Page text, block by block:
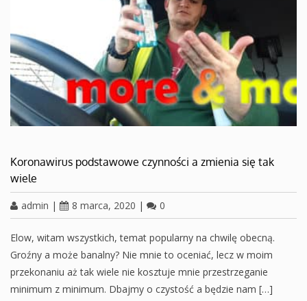
Koronawirus podstawowe czynności a zmienia się tak
wiele
admin | 8 marca, 2020 | 0
Elow, witam wszystkich, temat popularny na chwilę obecną.
Groźny a może banalny? Nie mnie to oceniać, lecz w moim
przekonaniu aż tak wiele nie kosztuje mnie przestrzeganie
minimum z minimum. Dbajmy o czystość a będzie nam […]